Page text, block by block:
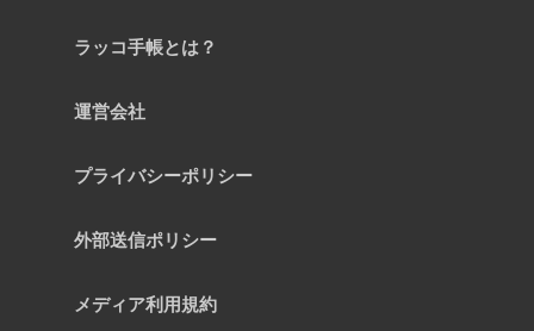
ラッコ手帳とは？
運営会社
プライバシーポリシー
外部送信ポリシー
メディア利用規約